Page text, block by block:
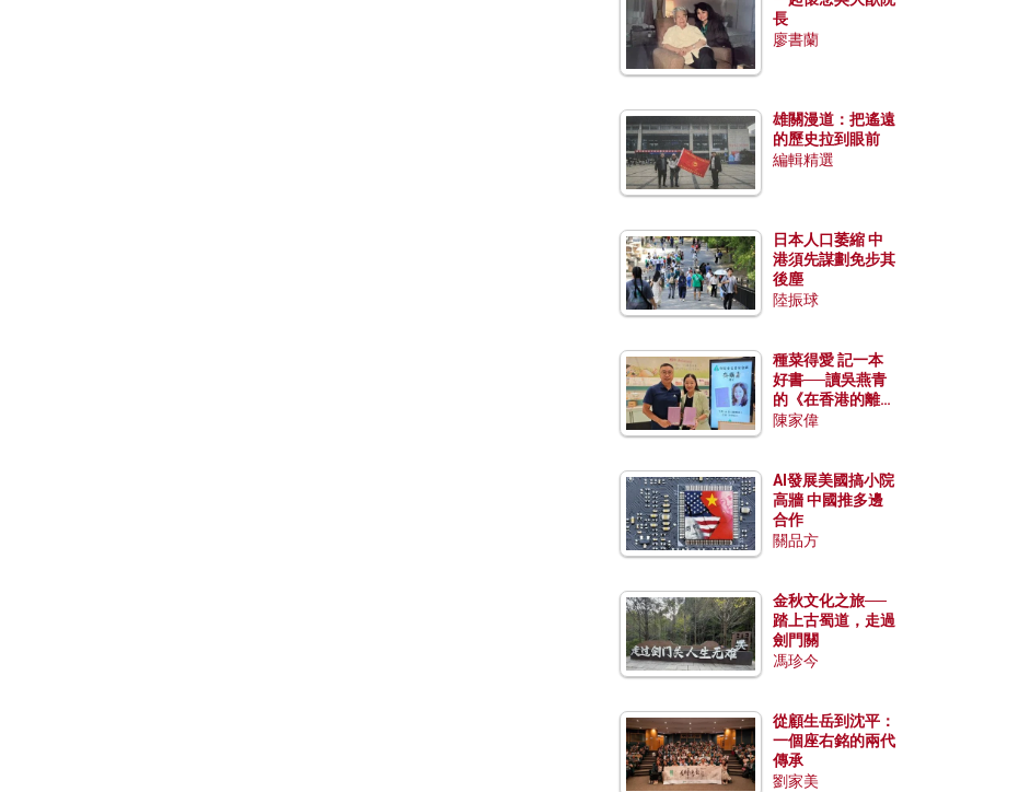
長
廖書蘭
雄關漫道：把遙遠
的歷史拉到眼前
編輯精選
日本人口萎縮 中
港須先謀劃免步其
後塵
陸振球
種菜得愛 記一本
好書──讀吳燕青
的《在香港的離島
種菜》
陳家偉
AI發展美國搞小院
高牆 中國推多邊
合作
關品方
金秋文化之旅──
踏上古蜀道，走過
劍門關
馮珍今
從顧生岳到沈平：
一個座右銘的兩代
傳承
劉家美